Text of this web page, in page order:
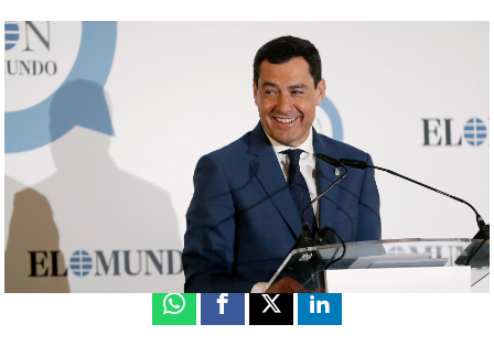
Juanma Moreno asegura que Guardiola ha tenido "que tragarse sus
Paula V. Sisó
03 de julio de 2023, 18:35
Whatsapp
Facebook
X Linkedin